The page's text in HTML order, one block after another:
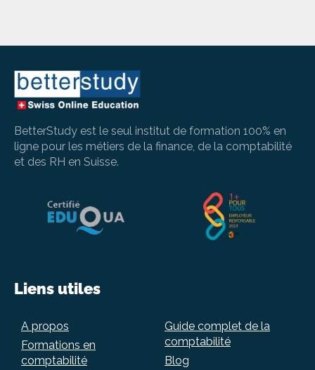
BetterStudy est le seul institut de formation 100% en
ligne pour les métiers de la finance, de la comptabilité
et des RH en Suisse.
Liens utiles
A propos
Formations en
comptabilité
Guide complet de la
comptabilité
Blog